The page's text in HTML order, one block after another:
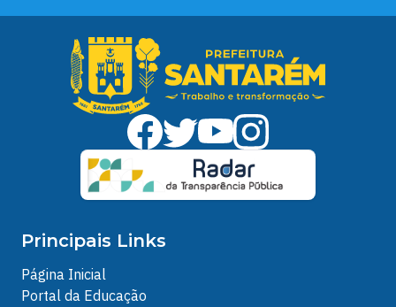
Principais Links
Página Inicial
Portal da Educação